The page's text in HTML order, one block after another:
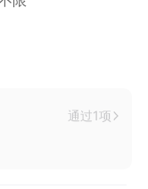
通过1项